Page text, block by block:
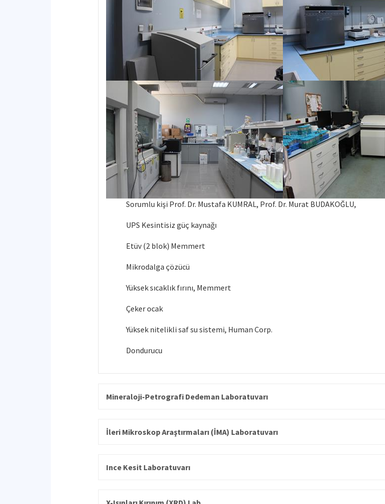
Sorumlu kişi Prof. Dr. Mustafa KUMRAL, Prof. Dr. Murat BUDAKOĞLU,
UPS Kesintisiz güç kaynağı
Etüv (2 blok) Memmert
Mikrodalga çözücü
Yüksek sıcaklık fırını, Memmert
Çeker ocak
Yüksek nitelikli saf su sistemi, Human Corp.
Dondurucu
Mineraloji-Petrografi Dedeman Laboratuvarı
İleri Mikroskop Araştırmaları (İMA) Laboratuvarı
Ince Kesit Laboratuvarı